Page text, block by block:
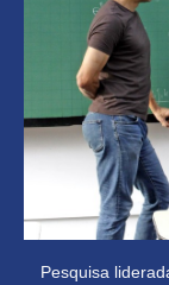
Pesquisa